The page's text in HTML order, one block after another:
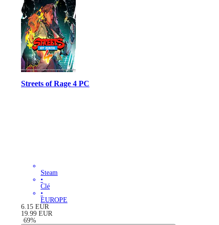
Streets of Rage 4 PC
Steam
•
Clé
•
EUROPE
6.15 EUR
19.99 EUR
-69%